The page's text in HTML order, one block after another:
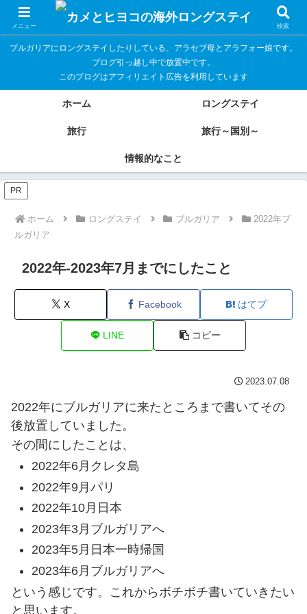
ブルガリアにロングステイしたりしている、アラセブ母とアラフォー娘です。
ブログ引っ越し中で放置中です。
このブログはアフィリエイト広告を利用しています
ホーム ロングステイ
旅行 旅行～国別～
情報的なこと
PR
ホーム ロングステイ ブルガリア
2022年ブ
ルガリア
2022年-2023年7月までにしたこと
X Facebook はてブ
LINE コピー
2023.07.08
2022年にブルガリアに来たところまで書いてその
後放置していました。
その間にしたことは、
2022年6月クレタ島
2022年9月パリ
2022年10月日本
2023年3月ブルガリアへ
2023年5月日本一時帰国
2023年6月ブルガリアへ
という感じです。これからボチボチ書いていきたい
と思います。
メニュー 検索